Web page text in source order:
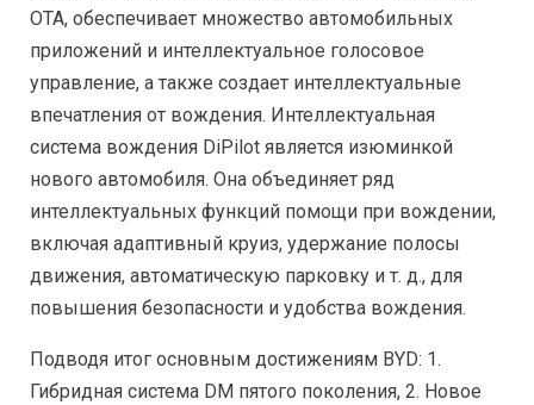
OTA, обеспечивает множество автомобильных
приложений и интеллектуальное голосовое
управление, а также создает интеллектуальные
впечатления от вождения. Интеллектуальная
система вождения DiPilot является изюминкой
нового автомобиля. Она объединяет ряд
интеллектуальных функций помощи при вождении,
включая адаптивный круиз, удержание полосы
движения, автоматическую парковку и т. д., для
повышения безопасности и удобства вождения.
Подводя итог основным достижениям BYD: 1.
Гибридная система DM пятого поколения, 2. Новое